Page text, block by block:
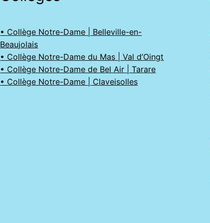
• Collège Notre-Dame | Belleville-en-
Beaujolais
• Collège Notre-Dame du Mas | Val d’Oingt
• Collège Notre-Dame de Bel Air | Tarare
• Collège Notre-Dame | Claveisolles